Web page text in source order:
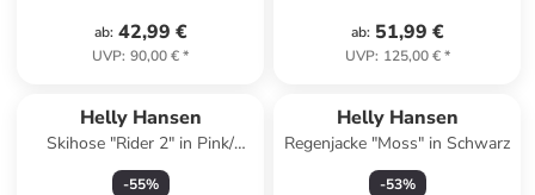
ab: 42,99 €
UVP: 90,00 €*
ab: 51,99 €
UVP: 125,00 €*
Helly Hansen
Skihose "Rider 2" in Pink/
Schwarz
-55%
Helly Hansen
Regenjacke "Moss" in Schwarz
-53%